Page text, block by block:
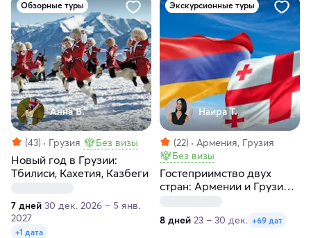
Обзорные туры
Анна Б.
(43) Грузия Без визы
Новый год в Грузии:
Тбилиси, Кахетия, Казбеги
7 дней 30 дек. 2026 – 5 янв.
2027
+1 дата
Экскурсионные туры
Наира Т.
(22)
Армения, Грузия
Без визы
Гостеприимство двух
стран: Армении и Грузии
8 дней 23 – 30 дек. +69 дат